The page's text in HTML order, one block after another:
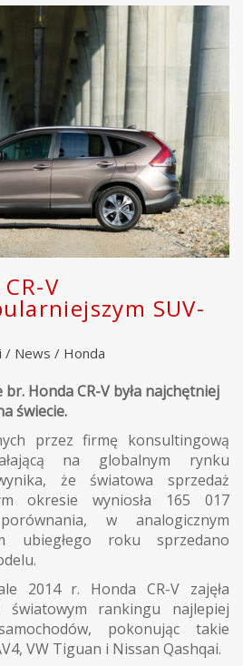
V
SUV-
/ News / Honda
Honda CR-V była najchętniej
świecie.
przez firmę konsultingową
na globalnym rynku
że światowa sprzedaż
wyniosła 165 017
w analogicznym
ubiegłego roku sprzedano
2014 r. Honda CR-V zajęła
światowym rankingu najlepiej
pokonując takie
VW Tiguan i Nissan Qashqai.